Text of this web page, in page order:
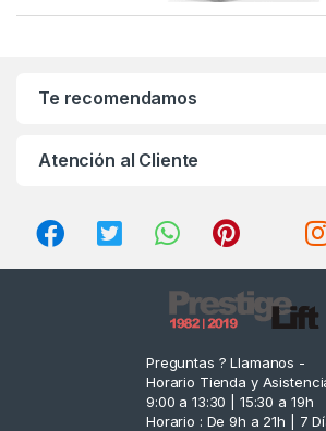
a
Te recomendamos
Atención al Cliente
Preguntas ? Llamanos -
Horario Tienda y
9:00 a 13:30 | 15:30 a 19h
Horario : De 9h a 21h | 7